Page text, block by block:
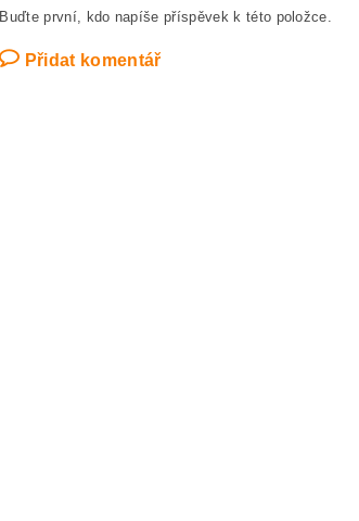
Buďte první, kdo napíše příspěvek k této položce.
Přidat komentář